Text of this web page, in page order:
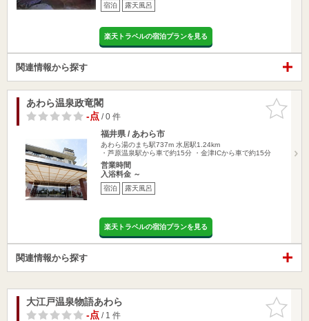
宿泊 露天風呂
楽天トラベルの宿泊プランを見る
関連情報から探す
お気に入
りに追加
あわら温泉政竜閣
-点/ 0 件
福井県 / あわら市
あわら湯のまち駅737m 水居駅1.24km
・芦原温泉駅から車で約15分 ・金津ICから車で約15分
営業時間
入浴料金 ～
宿泊 露天風呂
楽天トラベルの宿泊プランを見る
関連情報から探す
お気に入
りに追加
大江戸温泉物語あわら
-点/ 1 件